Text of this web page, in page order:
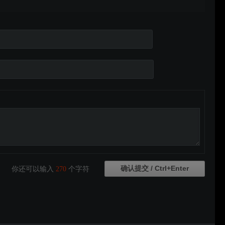
你还可以输入 270 个字符